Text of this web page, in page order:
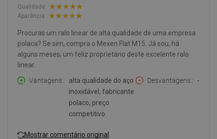
Qualidade:
Aparência:
Procuras um ralo linear de alta qualidade de uma empresa
polaca? Se sim, compra o Mexen Flat M15. Já sou, há
alguns meses, um feliz proprietário deste excelente ralo
linear.
Vantagens:
alta qualidade do aço
inoxidável, fabricante
polaco, preço
competitivo
Desvantagens: -
Mostrar comentário original